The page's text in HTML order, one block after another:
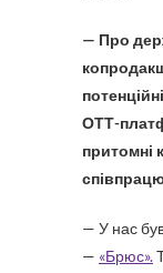
— Про
ОТТ-
притомні
— У нас
— «Брюс».